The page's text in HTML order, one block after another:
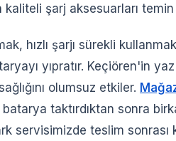
kaliteli şarj aksesuarları
hızlı şarjı sürekli
yıpratır. Keçiören'in yaz
olumsuz etkiler.
taktırdıktan sonra
servisimizde teslim sonrası